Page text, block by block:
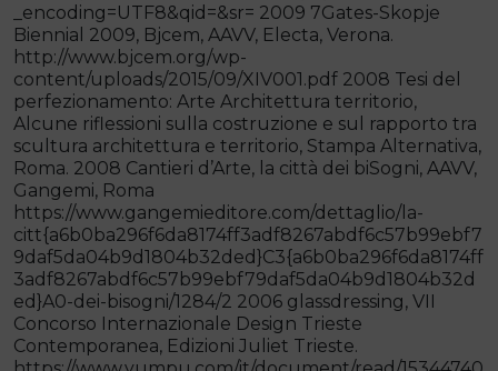
_encoding=UTF8&qid=&sr= 2009 7Gates-Skopje
Biennial 2009, Bjcem, AAVV, Electa, Verona.
http://www.bjcem.org/wp-
content/uploads/2015/09/XIV001.pdf 2008 Tesi del
perfezionamento: Arte Architettura territorio,
Alcune riflessioni sulla costruzione e sul rapporto tra
scultura architettura e territorio, Stampa Alternativa,
Roma. 2008 Cantieri d’Arte, la città dei biSogni, AAVV,
Gangemi, Roma
https://www.gangemieditore.com/dettaglio/la-
citt{a6b0ba296f6da8174ff3adf8267abdf6c57b99ebf7
9daf5da04b9d1804b32ded}C3{a6b0ba296f6da8174ff
3adf8267abdf6c57b99ebf79daf5da04b9d1804b32d
ed}A0-dei-bisogni/1284/2 2006 glassdressing, VII
Concorso Internazionale Design Trieste
Contemporanea, Edizioni Juliet Trieste.